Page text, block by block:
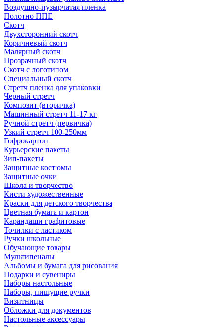
Воздушно-пузырчатая пленка
Полотно ППЕ
Скотч
Двухсторонний скотч
Коричневый скотч
Малярный скотч
Прозрачный скотч
Скотч с логотипом
Специальный скотч
Стретч пленка для упаковки
Черный стретч
Композит (вторичка)
Машинный стретч 11-17 кг
Ручной стретч (первичка)
Узкий стретч 100-250мм
Гофрокартон
Курьерские пакеты
Зип-пакеты
Защитные костюмы
Защитные очки
Школа и творчество
Кисти художественные
Краски для детского творчества
Цветная бумага и картон
Карандаши графитовые
Точилки с ластиком
Ручки школьные
Обучающие товары
Мультипеналы
Альбомы и бумага для рисования
Подарки и сувениры
Наборы настольные
Наборы, пишущие ручки
Визитницы
Обложки для документов
Настольные аксессуары